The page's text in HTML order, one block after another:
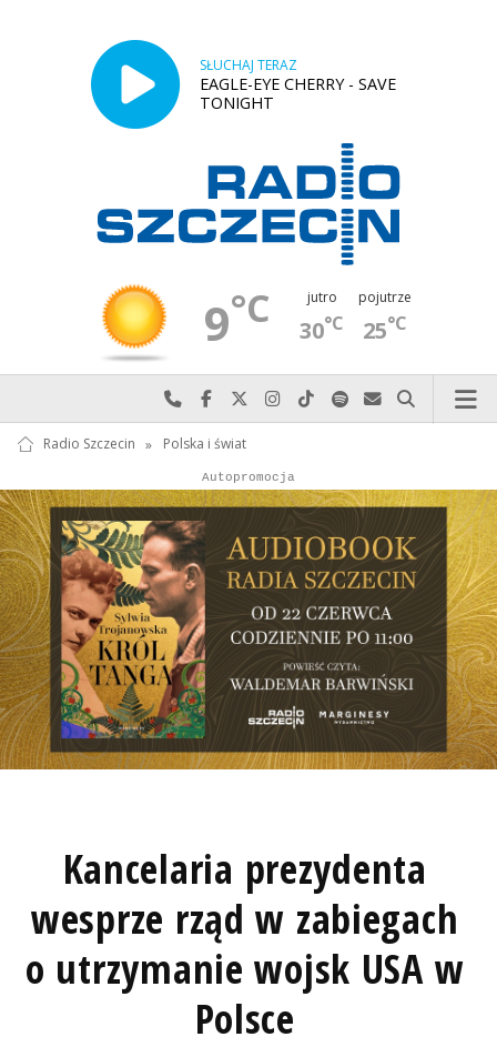
SŁUCHAJ TERAZ
EAGLE-EYE CHERRY - SAVE
TONIGHT
9°C jutro
30°C
pojutrze
25°C
Najlepiej po prostu do nas zadzwoń
Odwiedź nas na Facebook-u
Odwiedź nas na X
Odwiedź nas na Instagram-ie
Odwiedź nas na TikTok-u
Szukaj nas na Spotify
Wyślij do nas
Szukaj
Radio Szczecin » Polska i świat
Reklama
Autopromocja
Autopromocja
Kancelaria prezydenta
wesprze rząd w zabiegach
o utrzymanie wojsk USA w
Polsce